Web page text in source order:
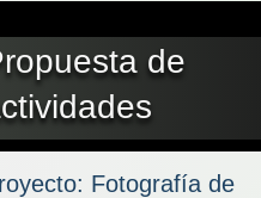
de
Fotografía de